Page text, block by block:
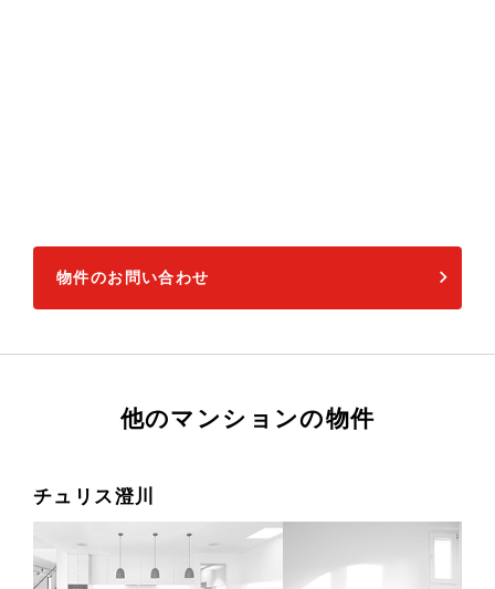
物件のお問い合わせ
他のマンションの物件
チュリス澄川